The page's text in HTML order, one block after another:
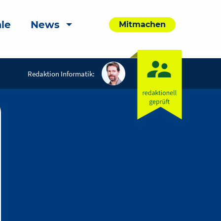
News Mitmachen
Redaktion Informatik: